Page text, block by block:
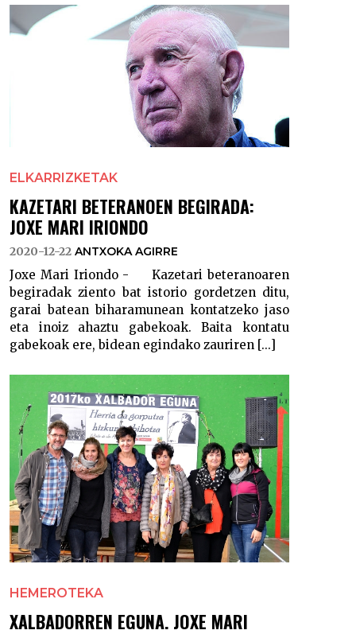
ELKARRIZKETAK
KAZETARI BETERANOEN BEGIRADA:
JOXE MARI IRIONDO
2020-12-22 ANTXOKA AGIRRE
Joxe Mari Iriondo - Kazetari beteranoaren
begiradak ziento bat istorio gordetzen ditu,
garai batean biharamunean kontatzeko jaso
eta inoiz ahaztu gabekoak. Baita kontatu
gabekoak ere, bidean egindako zauriren [...]
HEMEROTEKA
XALBADORREN EGUNA. JOXE MARI